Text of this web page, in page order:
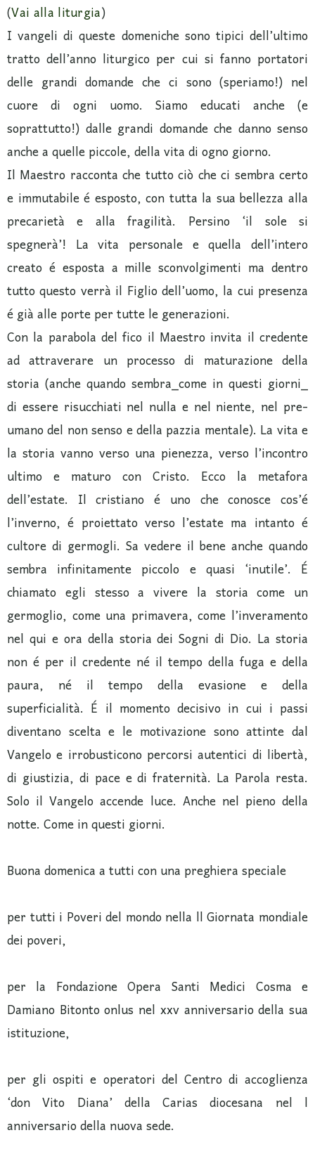
(Vai alla liturgia)
I vangeli di queste domeniche sono tipici dell’ultimo
tratto dell’anno liturgico per cui si fanno portatori
delle grandi domande che ci sono (speriamo!) nel
cuore di ogni uomo. Siamo educati anche (e
soprattutto!) dalle grandi domande che danno senso
anche a quelle piccole, della vita di ogno giorno.
Il Maestro racconta che tutto ciò che ci sembra certo
e immutabile é esposto, con tutta la sua bellezza alla
precarietà e alla fragilità. Persino ‘il sole si
spegnerà’! La vita personale e quella dell’intero
creato é esposta a mille sconvolgimenti ma dentro
tutto questo verrà il Figlio dell’uomo, la cui presenza
é già alle porte per tutte le generazioni.
Con la parabola del fico il Maestro invita il credente
ad attraverare un processo di maturazione della
storia (anche quando sembra_come in questi giorni_
di essere risucchiati nel nulla e nel niente, nel pre-
umano del non senso e della pazzia mentale). La vita e
la storia vanno verso una pienezza, verso l’incontro
ultimo e maturo con Cristo. Ecco la metafora
dell’estate. Il cristiano é uno che conosce cos’é
l’inverno, é proiettato verso l’estate ma intanto é
cultore di germogli. Sa vedere il bene anche quando
sembra infinitamente piccolo e quasi ‘inutile’. É
chiamato egli stesso a vivere la storia come un
germoglio, come una primavera, come l’inveramento
nel qui e ora della storia dei Sogni di Dio. La storia
non é per il credente né il tempo della fuga e della
paura, né il tempo della evasione e della
superficialità. É il momento decisivo in cui i passi
diventano scelta e le motivazione sono attinte dal
Vangelo e irrobusticono percorsi autentici di libertà,
di giustizia, di pace e di fraternità. La Parola resta.
Solo il Vangelo accende luce. Anche nel pieno della
notte. Come in questi giorni.
Buona domenica a tutti con una preghiera speciale
per tutti i Poveri del mondo nella ll Giornata mondiale
dei poveri,
per la Fondazione Opera Santi Medici Cosma e
Damiano Bitonto onlus nel xxv anniversario della sua
istituzione,
per gli ospiti e operatori del Centro di accoglienza
‘don Vito Diana’ della Carias diocesana nel l
anniversario della nuova sede.